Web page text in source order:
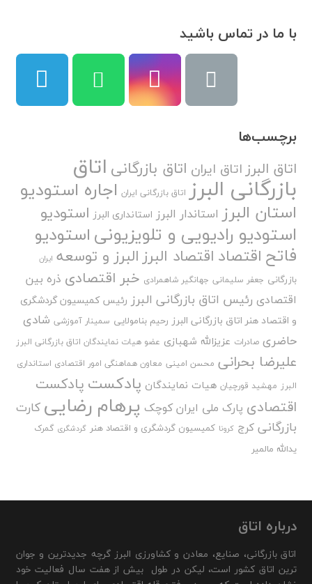
با ما در تماس باشید
برچسب‌ها
اتاق البرزاتاق ایران اتاق بازرگانی اتاق
بازرگانی البرز اتاق بازرگانی ایران اجاره استودیو
استان البرز استاندار البرز استانداری البرز استودیو
استودیو رادیویی و تلویزیونیاستودیو
فاتح اقتصاد اقتصاد البرزالبرز و توسعه ایران
بازرگانی جعفر سلیمانی جهانگیر شاهمرادی خبر اقتصادی ذره بین
اقتصادی رئیس اتاق بازرگانی البرز رئیس کمیسیون گردشگری
و اقتصاد هنر اتاق بازرگانی البرز رحیم بنامولایی سمینار آموزشی شادی
حاضری صادرات عزیزالله شهبازی عضو هیات نمایندگان اتاق بازرگانی البرز
علیرضا بحرانی محسن امینی معاون هماهنگی امور اقتصادی استانداری
البرز مهشید قورچیان هیات نمایندگان پادکست پادکست
اقتصادی پارک ملی ایران کوچک پرهام رضایی کارت
بازرگانی کرج کرونا کمیسیون گردشگری و اقتصاد هنر گردشگری گمرک
یدالله مالمیر
درباره اتاق
اتاق بازرگانی، صنایع، معادن و کشاورزی البرز گرچه جدیدترین و جوان
ترین اتاق کشور است، لیکن در طول بیش از هفت سال فعالیت خود